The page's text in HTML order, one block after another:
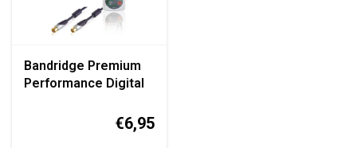
Bandridge Premium
Performance Digital
€6,95